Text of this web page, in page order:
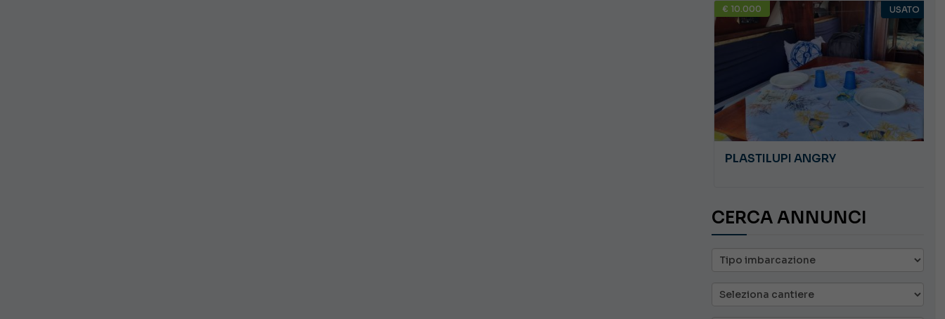
€ 10.000 USATO
PLASTILUPI ANGRY
CERCA ANNUNCI